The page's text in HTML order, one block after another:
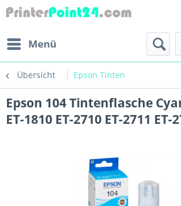
Menü
Übersicht Epson Tinten
Epson 104 Tintenflasche
ET-1810 ET-2710 ET-2711 ET-